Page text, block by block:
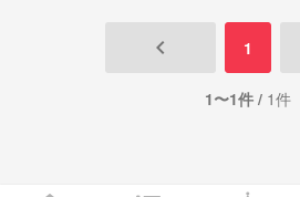
keyboard_arrow_left 1
1〜1件 / 1件